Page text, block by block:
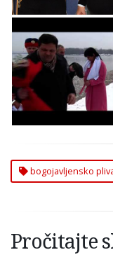
Simbolično
Plivanje u
bogojavljensko
Pročitajte